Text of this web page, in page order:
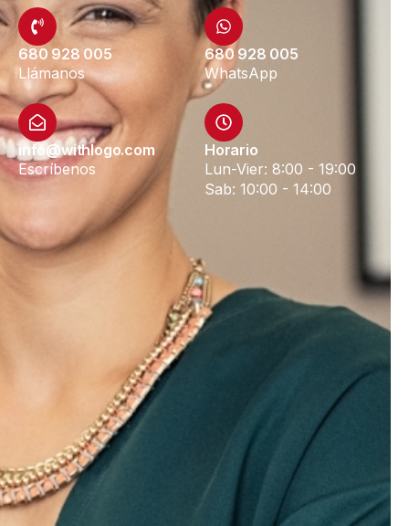
680 928 005
Llámanos
680 928 005
WhatsApp
info@withlogo.com
Escríbenos
Horario
Lun-Vier: 8:00 - 19:00
Sab: 10:00 - 14:00